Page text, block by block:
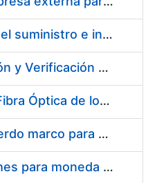
Acuerdo marco para el suministro e instalación de persianas, estores y otros complementos
Servicio de Calibración y Verificación Externa de los Equipos de Medición del Servicio de Prevención de la FNMT-RCM
Conexión mediante Fibra Óptica de los Centros de Proceso de Datos (CPDs) de las sedes de la FNMT-RCM de Burgos y Madrid
Contratación de acuerdo marco para el Suministro de Material de Electricidad para la Fábrica Nacional de Moneda y Timbre-Real Casa de la Moneda en su centro de trabajo de Burgos
Suministro de estuches para moneda de 30 €